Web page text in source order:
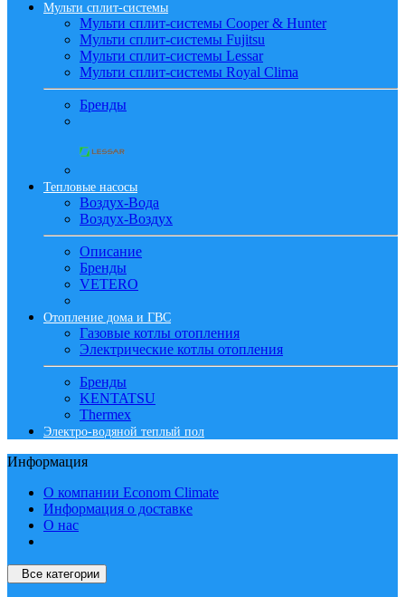
Мульти сплит-системы
Мульти сплит-системы Cooper & Hunter
Мульти сплит-системы Fujitsu
Мульти сплит-системы Lessar
Мульти сплит-системы Royal Clima
Бренды
Тепловые насосы
Воздух-Вода
Воздух-Воздух
Описание
Бренды
VETERO
Отопление дома и ГВС
Газовые котлы отопления
Электрические котлы отопления
Бренды
KENTATSU
Thermex
Электро-водяной теплый пол
Информация
О компании Econom Climate
Информация о доставке
О нас
Все категории